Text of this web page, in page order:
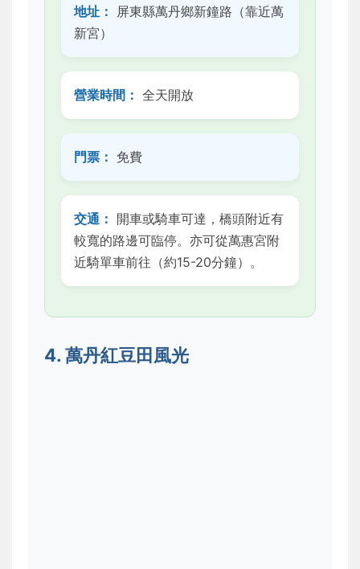
地址：
屏東縣萬丹鄉新鐘路（靠近萬
新宮）
營業時間： 全天開放
門票： 免費
交通： 開車或騎車可達，橋頭附近有
較寬的路邊可臨停。亦可從萬惠宮附
近騎單車前往（約15-20分鐘）。
4. 萬丹紅豆田風光